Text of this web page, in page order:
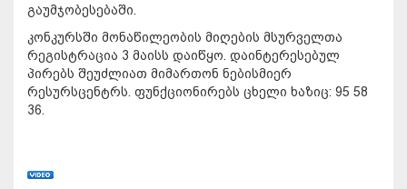
გაუმჯობესებაში.
კონკურსში მონაწილეობის მიღების მსურველთა
რეგისტრაცია 3 მაისს დაიწყო. დაინტერესებულ
პირებს შეუძლიათ მიმართონ ნებისმიერ
რესურსცენტრს. ფუნქციონირებს ცხელი ხაზიც: 95 58
36.